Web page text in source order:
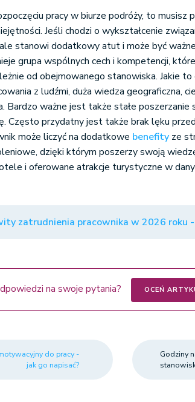
pracy w biurze podróży, to musisz
Jeśli chodzi o wykształcenie
stanowi dodatkowy atut i może być
grupa wspólnych cech i kompetencji,
od obejmowanego stanowiska. Jakie
z ludźmi, duża wiedza geograficzna,
Bardzo ważne jest także stałe poszerzanie
Często przydatny jest także brak lęku
może liczyć na dodatkowe benefity ze
dzięki którym poszerzy swoją
i oferowane atrakcje turystyczne w
zatrudnienia pracownika w 2026 roku
na swoje pytania? OCEŃ
do pracy -
jak go napisać?
Godziny